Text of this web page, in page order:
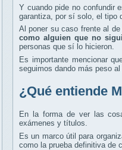
Y cuando pide no confundir
garantiza, por sí solo, el tipo
Al poner su caso frente al
como alguien que no
personas que sí lo hicieron.
Es importante mencionar
seguimos dando más peso al
¿Qué entiende
En la forma de ver las
exámenes y títulos.
Es un marco útil para
como la prueba definitiva de